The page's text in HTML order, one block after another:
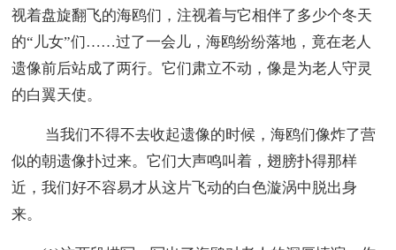
视着盘旋翻飞的海鸥们，注视着与它相伴了多少个冬天
的“儿女”们……过了一会儿，海鸥纷纷落地，竟在老人
遗像前后站成了两行。它们肃立不动，像是为老人守灵
的白翼天使。
当我们不得不去收起遗像的时候，海鸥们像炸了营
似的朝遗像扑过来。它们大声鸣叫着，翅膀扑得那样
近，我们好不容易才从这片飞动的白色漩涡中脱出身
来。